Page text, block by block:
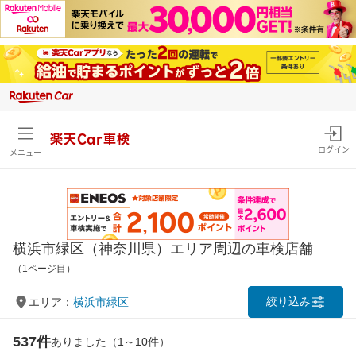
メニュー
楽天Car車検
ログイン
横浜市緑区（神奈川県）エリア周辺の車検店舗
（1ページ目）
エリア： 横浜市緑区 絞り込み
537件ありました（1～10件）